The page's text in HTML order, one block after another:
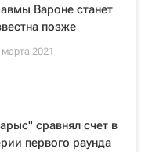
Вароне станет
позже
2021
сравнял счет в
первого раунда